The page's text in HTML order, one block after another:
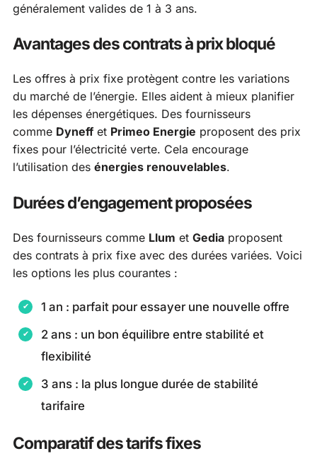
généralement valides de 1 à 3 ans.
Avantages des contrats à prix bloqué
Les offres à prix fixe protègent contre les variations
du marché de l’énergie. Elles aident à mieux planifier
les dépenses énergétiques. Des fournisseurs
comme Dyneff et Primeo Energie proposent des prix
fixes pour l’électricité verte. Cela encourage
l’utilisation des énergies renouvelables.
Durées d’engagement proposées
Des fournisseurs comme Llum et Gedia proposent
des contrats à prix fixe avec des durées variées. Voici
les options les plus courantes :
1 an : parfait pour essayer une nouvelle offre
2 ans : un bon équilibre entre stabilité et
flexibilité
3 ans : la plus longue durée de stabilité
tarifaire
Comparatif des tarifs fixes